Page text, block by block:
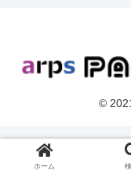
©
ホーム